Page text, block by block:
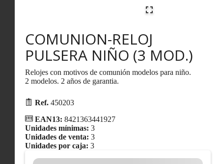
COMUNION-RELOJ
PULSERA NIÑO (3 MOD.)
Relojes con motivos de comunión modelos para niño.
2 modelos. 2 años de garantia.
Ref. 450203
EAN13: 8421363441927
Unidades mínimas: 3
Unidades de venta: 3
Unidades por caja: 3